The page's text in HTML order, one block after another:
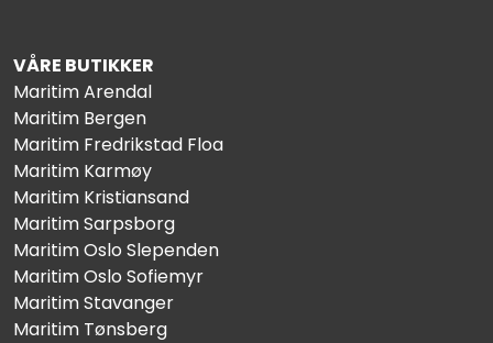
VÅRE BUTIKKER
Maritim Arendal
Maritim Bergen
Maritim Fredrikstad Floa
Maritim Karmøy
Maritim Kristiansand
Maritim Sarpsborg
Maritim Oslo Slependen
Maritim Oslo Sofiemyr
Maritim Stavanger
Maritim Tønsberg